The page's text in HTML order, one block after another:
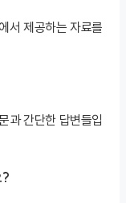
서 제공하는 자료를
과 간단한 답변들입
?